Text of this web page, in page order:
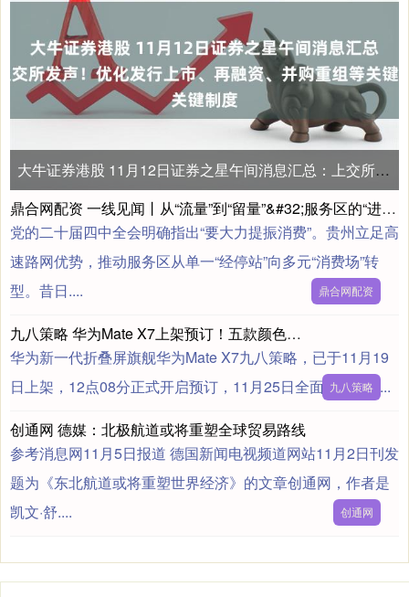
大牛证券港股 11月12日证券之星午间消息汇总：上交所发声！优化发行上市、再融资、并购重组等关键制度
鼎合网配资 一线见闻丨从“流量”到“留量”&#32;服务区的“进阶之路”
党的二十届四中全会明确指出“要大力提振消费”。贵州立足高
速路网优势，推动服务区从单一“经停站”向多元“消费场”转
型。昔日....
鼎合网配资
九八策略 华为Mate X7上架预订！五款颜色四种配置，第二代红枫影像
华为新一代折叠屏旗舰华为Mate X7九八策略，已于11月19
日上架，12点08分正式开启预订，11月25日全面开售。#....
九八策略
创通网 德媒：北极航道或将重塑全球贸易路线
参考消息网11月5日报道 德国新闻电视频道网站11月2日刊发
题为《东北航道或将重塑世界经济》的文章创通网，作者是
凯文·舒....
创通网